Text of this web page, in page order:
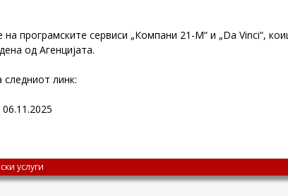
програмските сервиси „Компани 21-М“ и „Da Vinci“,
од Агенцијата.
линк:
услуги